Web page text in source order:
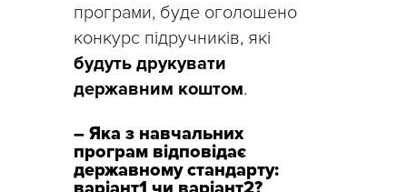
програми, буде оголошено
конкурс підручників, які
будуть друкувати
державним коштом.
– Яка з навчальних
програм відповідає
державному стандарту: